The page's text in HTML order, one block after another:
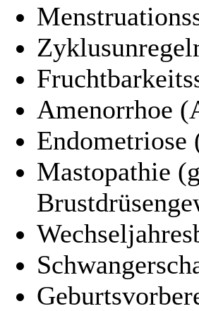
Amenorrhoe
Endometriose
Mastopathie